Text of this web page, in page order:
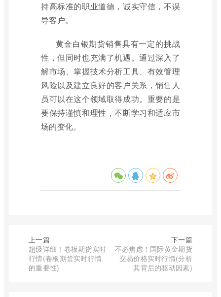
持高标准的职业道德，诚实守信，不误
导客户。
黄金白银期货销售具有一定的挑战
性，但同时也充满了机遇。通过深入了
解市场、掌握技术分析工具、有效管理
风险以及建立良好的客户关系，销售人
员可以在这个领域取得成功。重要的是
要保持谨慎和理性，不断学习和适应市
场的变化。
上一篇
超级详细！卷板期货实时
行情(卷板期货实时行情
的重要性)
下一篇
不必焦虑！国际黄金期货
交易价格实时行情(分析
其背后的驱动因素)